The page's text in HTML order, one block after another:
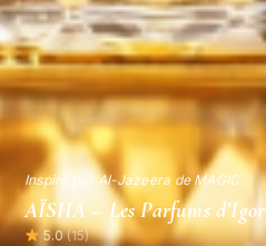
Inspiré par Al-Jazeera de MAGIC
AÏSHA – Les Parfums d’Igor
5.0(15)